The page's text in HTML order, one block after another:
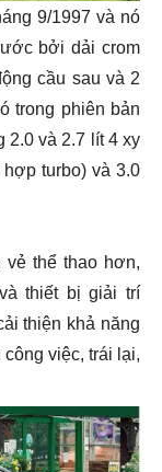
9/1997 và nó
bởi dải crom
cầu sau và 2
trong phiên bản
2.0 và 2.7 lít 4 xy
turbo) và 3.0
vẻ thể thao hơn,
thiết bị giải trí
thiện khả năng
việc, trái lại,